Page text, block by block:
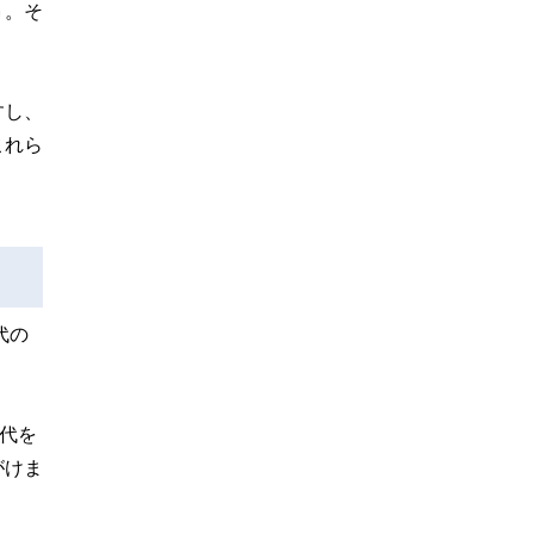
。そ
、
ら
の
を
ま